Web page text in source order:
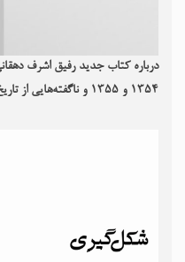
درباره کتاب جدید رفیق اشرف
۱۳۵۴ و ۱۳۵۵ و ناگفته‌هایی از تاریخ چریک‌های فدایی خلق ایران»